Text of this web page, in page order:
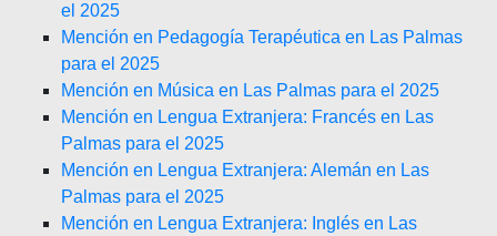
el 2025
Mención en Pedagogía Terapéutica en Las Palmas
para el 2025
Mención en Música en Las Palmas para el 2025
Mención en Lengua Extranjera: Francés en Las
Palmas para el 2025
Mención en Lengua Extranjera: Alemán en Las
Palmas para el 2025
Mención en Lengua Extranjera: Inglés en Las